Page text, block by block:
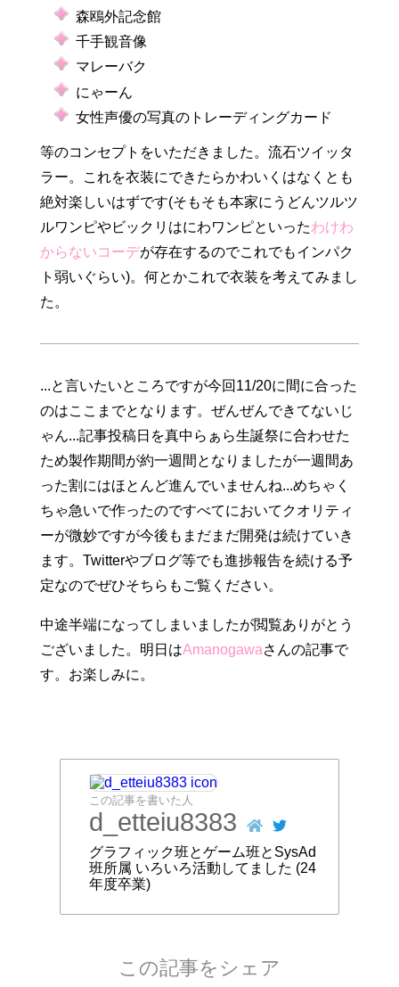
森鴎外記念館
千手観音像
マレーバク
にゃーん
女性声優の写真のトレーディングカード
等のコンセプトをいただきました。流石ツイッタ
ラー。これを衣装にできたらかわいくはなくとも
絶対楽しいはずです(そもそも本家にうどんツルツ
ルワンピやビックリはにわワンピといったわけわ
からないコーデが存在するのでこれでもインパク
ト弱いぐらい)。何とかこれで衣装を考えてみまし
た。
...と言いたいところですが今回11/20に間に合った
のはここまでとなります。ぜんぜんできてないじ
ゃん...記事投稿日を真中らぁら生誕祭に合わせた
ため製作期間が約一週間となりましたが一週間あ
った割にはほとんど進んでいませんね...めちゃく
ちゃ急いで作ったのですべてにおいてクオリティ
ーが微妙ですが今後もまだまだ開発は続けていき
ます。Twitterやブログ等でも進捗報告を続ける予
定なのでぜひそちらもご覧ください。
中途半端になってしまいましたが閲覧ありがとう
ございました。明日はAmanogawaさんの記事で
す。お楽しみに。
この記事を書いた人
d_etteiu8383
グラフィック班とゲーム班とSysAd
班所属 いろいろ活動してました (24
年度卒業)
この記事をシェア